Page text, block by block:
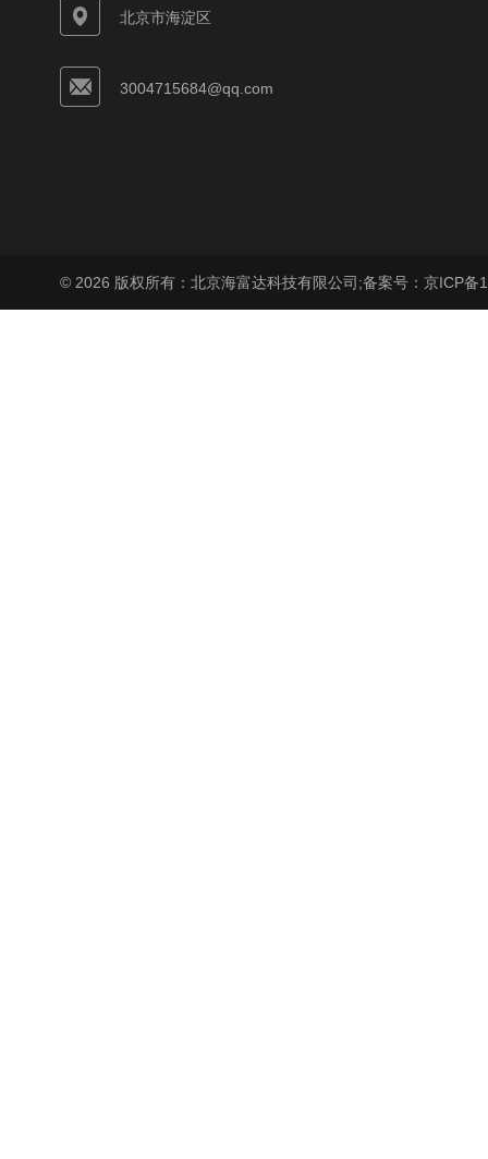
北京市海淀区
3004715684@qq.com
© 2026 版权所有：北京海富达科技有限公司;备案号：京ICP备